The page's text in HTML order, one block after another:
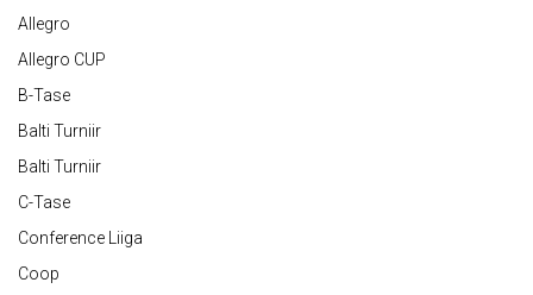
Allegro
Allegro CUP
B-Tase
Balti Turniir
Balti Turniir
C-Tase
Conference Liiga
Coop